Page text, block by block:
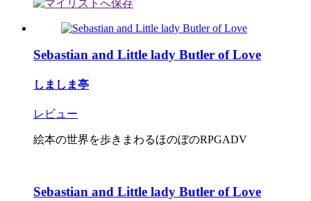
Sebastian and Little lady Butler of Love
しましま亭
レビュー
絵本の世界を歩きまわるほのぼのRPGADV
Sebastian and Little lady Butler of Love